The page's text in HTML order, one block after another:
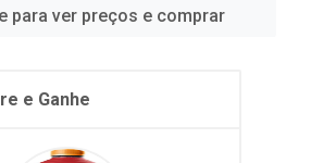
para ver preços e comprar
e Ganhe